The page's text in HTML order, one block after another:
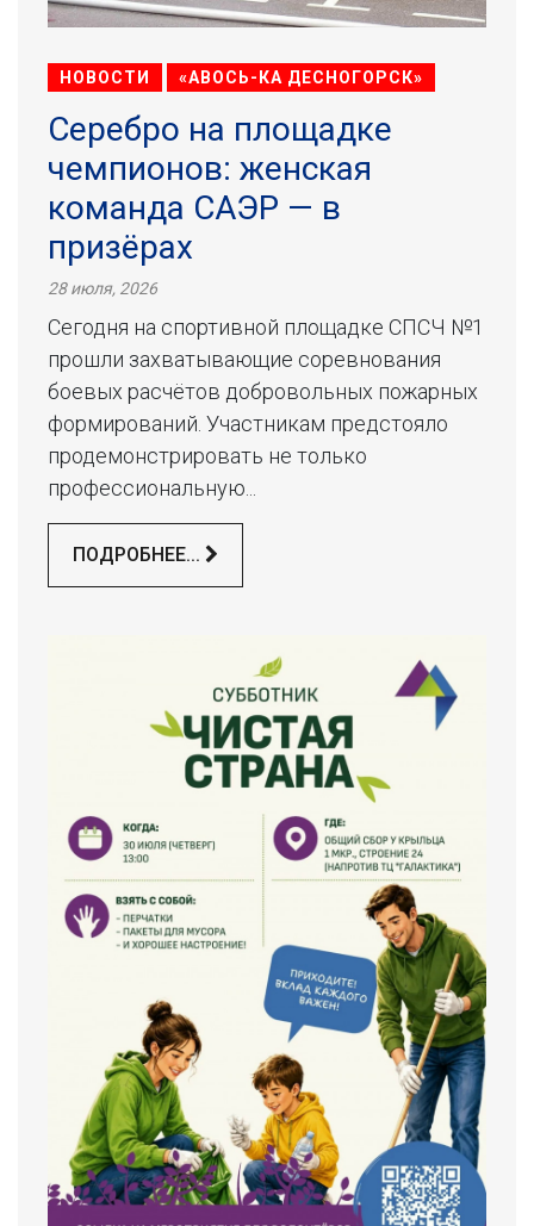
НОВОСТИ «АВОСЬ-КА ДЕСНОГОРСК»
Серебро на площадке
чемпионов: женская
команда САЭР — в
призёрах
28 июля, 2026
Сегодня на спортивной площадке СПСЧ №1
прошли захватывающие соревнования
боевых расчётов добровольных пожарных
формирований. Участникам предстояло
продемонстрировать не только
профессиональную...
ПОДРОБНЕЕ...